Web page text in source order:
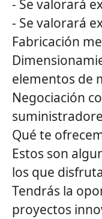
- Se valorará
- Se valorará
Fabricación
elementos de
Negociación
Qué te
Estos son
los que
Tendrás la
proyectos